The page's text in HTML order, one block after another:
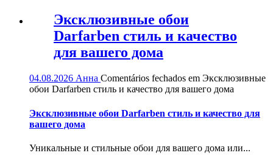
Эксклюзивные обои
Darfarben стиль и качество
для вашего дома
04.08.2026 Анна Comentários fechados em Эксклюзивные
обои Darfarben стиль и качество для вашего дома
Эксклюзивные обои Darfarben стиль и качество для
вашего дома
Уникальные и стильные обои для вашего дома или...